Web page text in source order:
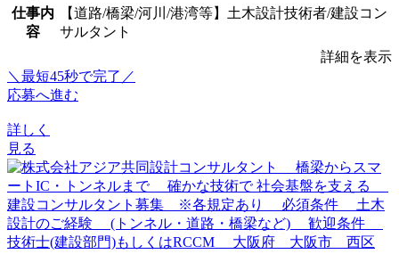
仕事内
容
【道路/橋梁/河川/港湾等】土木設計技術者/建設コン
サルタント
詳細を表示
＼最短45秒で完了／
応募へ進む
詳しく
見る